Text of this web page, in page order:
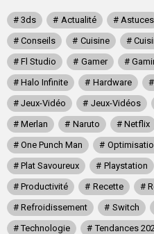
3ds Actualité Astuces
Conseils
Cuisine
Fl Studio
Gamer
Halo Infinite
Hardware
Jeux-Vidéo
Jeux-Vidéos
Merlan
Naruto Netflix
One Punch Man
Plat Savoureux
Playstation
Productivité
Recette
Refroidissement
Switch
Technologie
Tendances